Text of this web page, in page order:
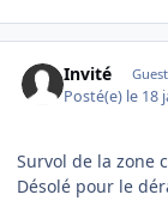
Invité
Posté(e) le 18
Survol de la zone
Désolé pour le